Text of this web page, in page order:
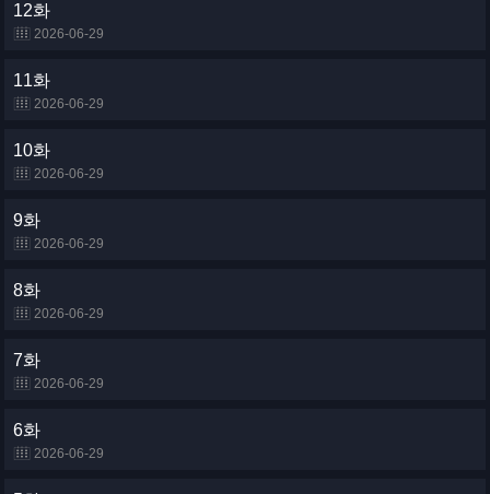
12화
2026-06-29
11화
2026-06-29
10화
2026-06-29
9화
2026-06-29
8화
2026-06-29
7화
2026-06-29
6화
2026-06-29